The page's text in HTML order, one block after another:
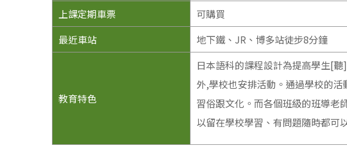
上課定期車票
可購買
最近車站
地下鐵、JR、博多站徒步8分鐘
教育特色
日本語科的課程設計為提高學生[
外,學校也安排活動。通過學校的
習俗跟文化。而各個班級的班導老
以留在學校學習、有問題隨時都可